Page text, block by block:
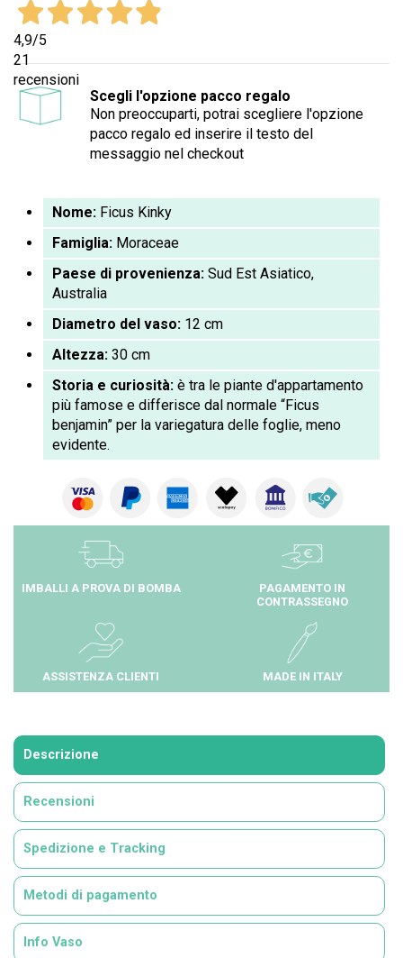
4,9/5
21
recensioni
Scegli l'opzione pacco regalo
Non preoccuparti, potrai scegliere l'opzione
pacco regalo ed inserire il testo del
messaggio nel checkout
Nome: Ficus Kinky
Famiglia: Moraceae
Paese di provenienza: Sud Est Asiatico,
Australia
Diametro del vaso: 12 cm
Altezza: 30 cm
Storia e curiosità: è tra le piante d'appartamento
più famose e differisce dal normale “Ficus
benjamin” per la variegatura delle foglie, meno
evidente.
IMBALLI A PROVA DI BOMBA
PAGAMENTO IN
CONTRASSEGNO
ASSISTENZA CLIENTI MADE IN ITALY
Descrizione
Recensioni
Spedizione e Tracking
Metodi di pagamento
Info Vaso